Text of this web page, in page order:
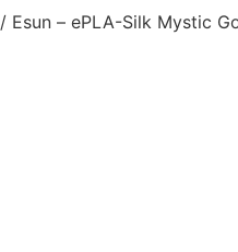
/ Esun – ePLA-Silk Mystic